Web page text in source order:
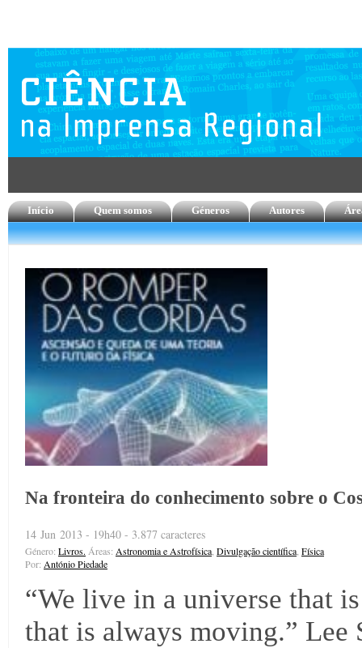
Início Quem somos Géneros Autores
Na fronteira do conhecimento sobre o
14 Jun 2013 - 19h40 - 3.877 caracteres
Género: Livros. Áreas: Astronomia e Astrofísica Divulgação científica Física
Por: António Piedade
“We live in a universe that
that is always moving.” Lee